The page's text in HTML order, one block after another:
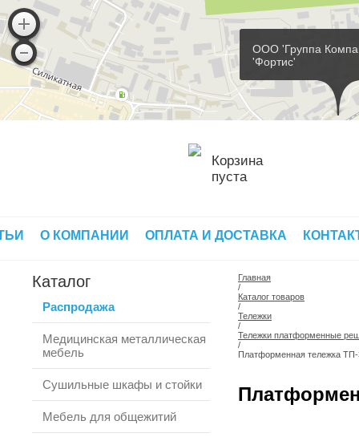
ООО 'Группа
'Фортис'
Корзина
пуста
О КОМПАНИИ ОПЛАТА И ДОСТАВКА
Каталог
Распродажа
Медицинская металлическая
мебель
Сушильные шкафы и стойки
Мебель для общежитий
Главная
/
Каталог товаров
/
Тележки
/
Тележки платформенные
/
Платформенная тележка